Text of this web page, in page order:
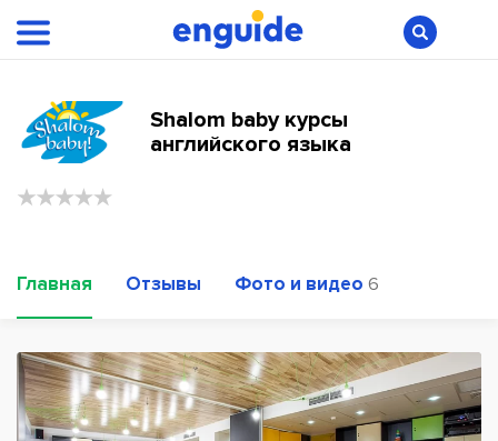
Shalom baby курсы
английского языка
Главная Отзывы Фото и видео 6